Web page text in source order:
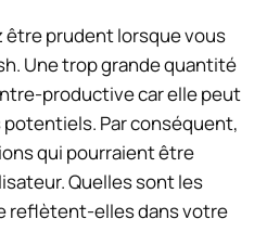
prudent lorsque vous
Une trop grande quantité
productive car elle peut
potentiels. Par conséquent,
qui pourraient être
Quelles sont les
reflètent-elles dans votre